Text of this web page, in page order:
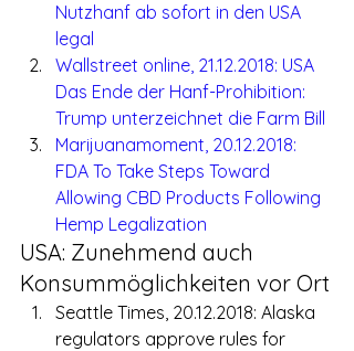
Nutzhanf ab sofort in den USA
legal
Wallstreet online, 21.12.2018: USA
Das Ende der Hanf-Prohibition:
Trump unterzeichnet die Farm Bill
Marijuanamoment, 20.12.2018:
FDA To Take Steps Toward
Allowing CBD Products Following
Hemp Legalization
USA: Zunehmend auch
Konsummöglichkeiten vor Ort
Seattle Times, 20.12.2018: Alaska
regulators approve rules for